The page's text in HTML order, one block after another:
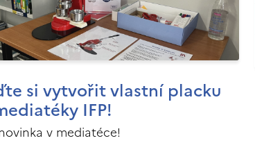
si vytvořit vlastní placku
IFP!
v mediatéce!